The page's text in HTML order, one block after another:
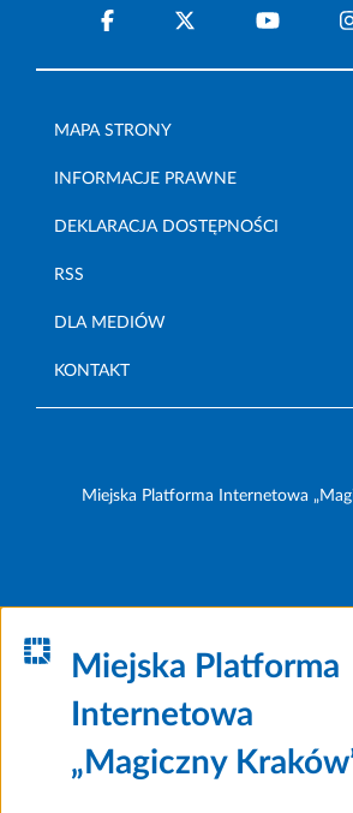
MAPA STRONY
INFORMACJE PRAWNE
DEKLARACJA DOSTĘPNOŚCI
RSS
DLA MEDIÓW
KONTAKT
Miejska Platforma Internetowa
Miejska Platforma
Internetowa
„Magiczny